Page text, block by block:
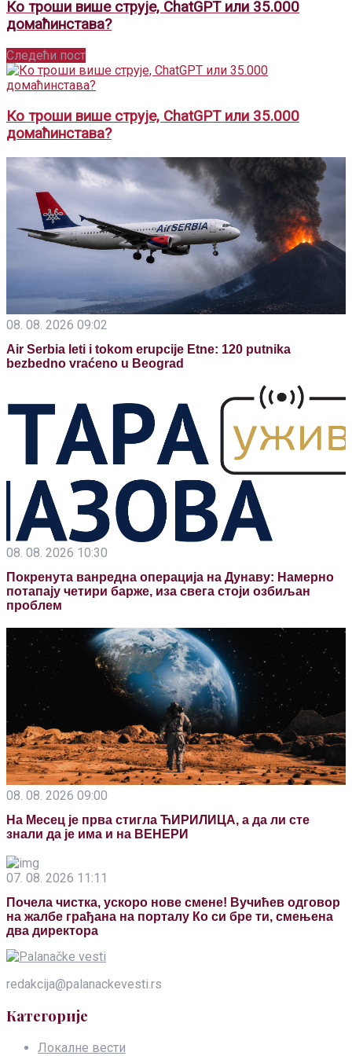
Ко троши више струје, ChatGPT или 35.000
домаћинстава?
Следећи пост
Ко троши више струје, ChatGPT или 35.000
домаћинстава?
08. 08. 2026 09:02
Air Serbia leti i tokom erupcije Etne: 120 putnika
bezbedno vraćeno u Beograd
08. 08. 2026 10:30
Покренута ванредна операција на Дунаву: Намерно
потапају четири барже, иза свега стоји озбиљан
проблем
08. 08. 2026 09:00
На Месец је прва стигла ЋИРИЛИЦА, а да ли сте
знали да је има и на ВЕНЕРИ
07. 08. 2026 11:11
Почела чистка, ускоро нове смене! Вучићев одговор
на жалбе грађана на порталу Ко си бре ти, смењена
два директора
redakcija@palanackevesti.rs
Категорије
Локалне вести